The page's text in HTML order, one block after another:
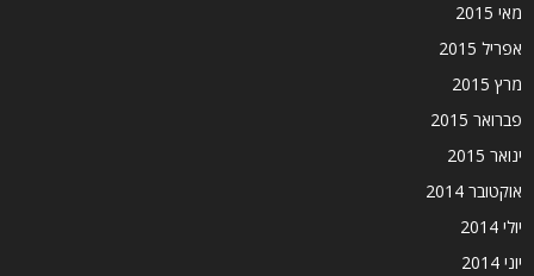
מאי 2015
אפריל 2015
מרץ 2015
פברואר 2015
ינואר 2015
אוקטובר 2014
יולי 2014
יוני 2014